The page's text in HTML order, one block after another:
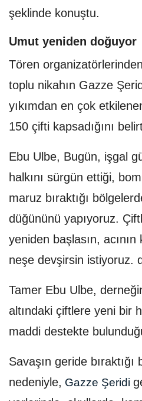
şeklinde konuştu.
Umut yeniden doğuyor
Tören
toplu nikahın Gazze
yıkımdan en çok
150 çifti kapsadığını
Ebu Ulbe, Bugün, işgal
halkını sürgün ettiği,
maruz bıraktığı
düğününü yapıyoruz.
yeniden başlasın,
neşe devşirsin istiyoruz.
Tamer Ebu Ulbe,
altındaki çiftlere yeni bir
maddi destekte
Savaşın geride bıraktığı
nedeniyle, Gazze Şeridi